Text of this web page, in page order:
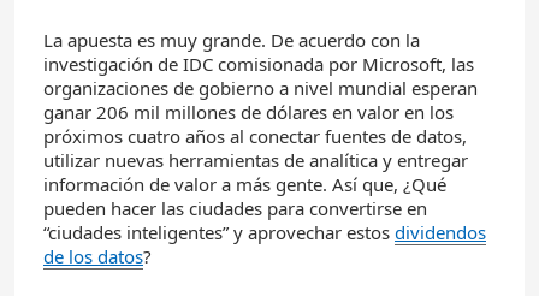
La apuesta es muy grande. De acuerdo con la
investigación de IDC comisionada por Microsoft, las
organizaciones de gobierno a nivel mundial esperan
ganar 206 mil millones de dólares en valor en los
próximos cuatro años al conectar fuentes de datos,
utilizar nuevas herramientas de analítica y entregar
información de valor a más gente. Así que, ¿Qué
pueden hacer las ciudades para convertirse en
“ciudades inteligentes” y aprovechar estos dividendos
de los datos?